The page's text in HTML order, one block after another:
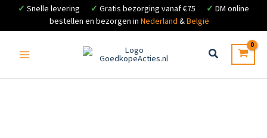
✓ Snelle levering ✓ Gratis bezorging vanaf €75 ✓ DM online
bestellen en bezorgen in Nederland &België
inhoud